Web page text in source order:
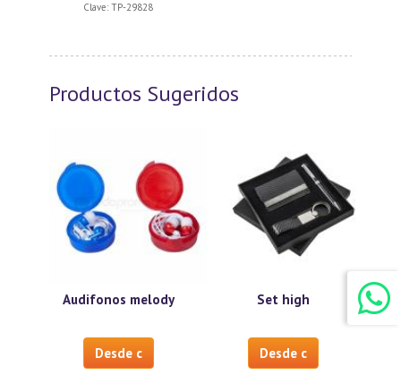
Clave: TP-29828
Productos Sugeridos
Audifonos melody
Desde c
Set high
Desde c